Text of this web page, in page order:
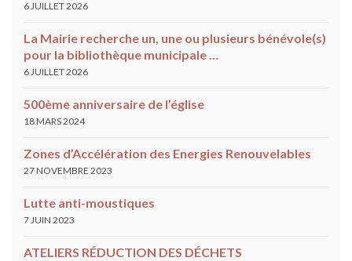
6 JUILLET 2026
La Mairie recherche un, une ou plusieurs bénévole(s)
pour la bibliothèque municipale …
6 JUILLET 2026
500ème anniversaire de l’église
18 MARS 2024
Zones d’Accélération des Energies Renouvelables
27 NOVEMBRE 2023
Lutte anti-moustiques
7 JUIN 2023
ATELIERS RÉDUCTION DES DÉCHETS